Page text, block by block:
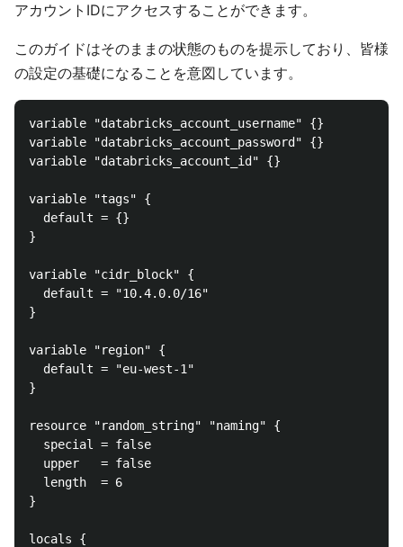
アカウントIDにアクセスすることができます。
このガイドはそのままの状態のものを提示しており、皆様
の設定の基礎になることを意図しています。
variable "databricks_account_username" {}
variable "databricks_account_password" {}
variable "databricks_account_id" {}
variable "tags" {
  default = {}
}
variable "cidr_block" {
  default = "10.4.0.0/16"
}
variable "region" {
  default = "eu-west-1"
}
resource "random_string" "naming" {
  special = false
  upper   = false
  length  = 6
}
locals {